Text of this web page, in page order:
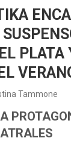
PLATA
Tammone